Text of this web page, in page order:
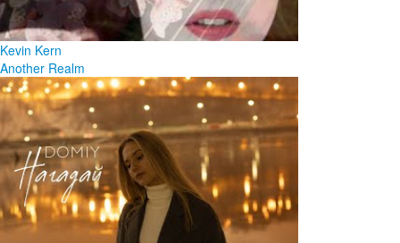
Kevin Kern
Another Realm